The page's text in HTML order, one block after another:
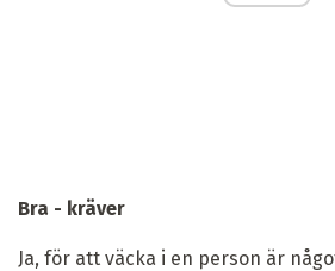
Bra - kräver
Ja, för att väcka i en person är